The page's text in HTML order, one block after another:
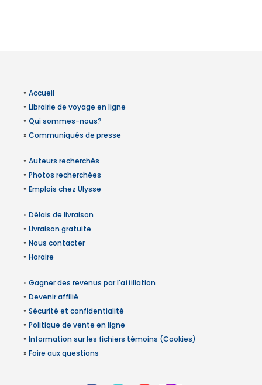
» Accueil
» Librairie de voyage en ligne
» Qui sommes-nous?
» Communiqués de presse
» Auteurs recherchés
» Photos recherchées
» Emplois chez Ulysse
» Délais de livraison
» Livraison gratuite
» Nous contacter
» Horaire
» Gagner des revenus par l'affiliation
» Devenir affilié
» Sécurité et confidentialité
» Politique de vente en ligne
» Information sur les fichiers témoins (Cookies)
» Foire aux questions